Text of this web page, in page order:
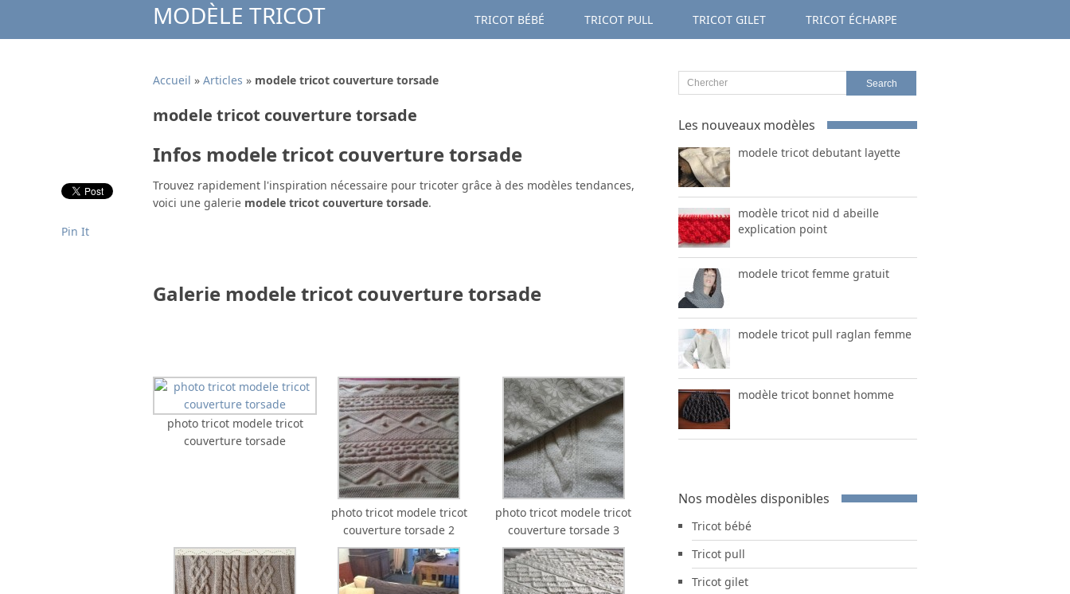
MODÈLE TRICOT TRICOT BÉBÉ TRICOT PULL TRICOT GILET TRICOT ÉCHARPE
Accueil » Articles » modele tricot couverture torsade
modele tricot couverture torsade
Infos modele tricot couverture torsade
Trouvez rapidement l'inspiration nécessaire pour tricoter grâce à des modèles tendances,
voici une galerie modele tricot couverture torsade.
Galerie modele tricot couverture torsade
photo tricot modele tricot
couverture torsade
photo tricot modele tricot
couverture torsade 2
photo tricot modele tricot
couverture torsade 3
Pin It
Les nouveaux modèles
modele tricot debutant layette
modèle tricot nid d abeille
explication point
modele tricot femme gratuit
modele tricot pull raglan femme
modèle tricot bonnet homme
Nos modèles disponibles
Tricot bébé
Tricot pull
Tricot gilet